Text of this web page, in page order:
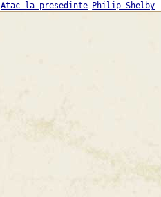
Atac la presedinte Philip Shelby